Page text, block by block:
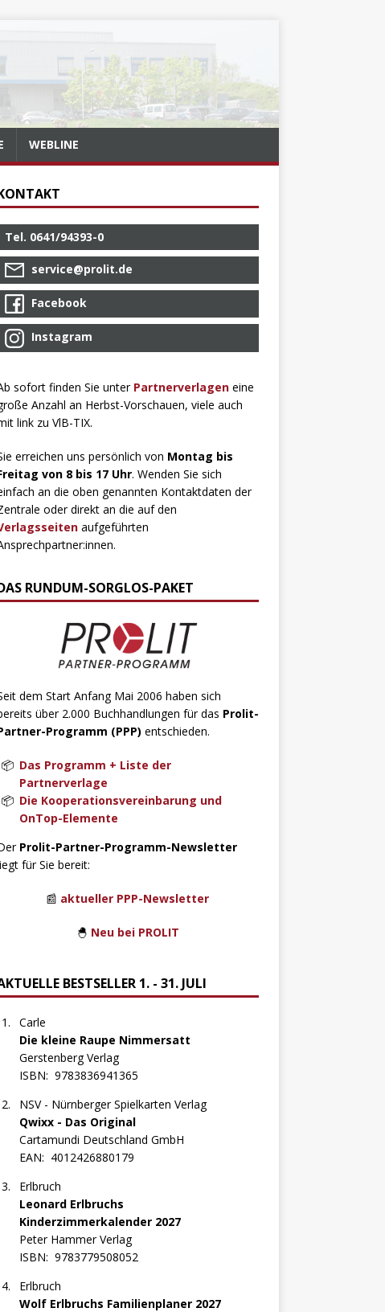
WEBLINE
Tel. 0641/94393-0
service@prolit.de
Facebook
Instagram
sofort finden Sie unter Partnerverlageneine
Anzahl an Herbst-Vorschauen, viele auch
link zu VlB-TIX.
erreichen uns persönlich von Montag bis
von 8 bis 17 Uhr. Wenden Sie sich
an die oben genannten Kontaktdaten der
oder direkt an die auf den
aufgeführten
RUNDUM-SORGLOS-PAKET
dem Start Anfang Mai 2006 haben sich
über 2.000 Buchhandlungen für das Prolit-
Programm (PPP) entschieden.
Das Programm + Liste der
Partnerverlage
Die Kooperationsvereinbarung und
OnTop-Elemente
Prolit-Partner-Programm-Newsletter
für Sie bereit:
📰 aktueller PPP-Newsletter
🐣 Neu bei PROLIT
BESTSELLER 1. - 31. JULI
Carle
Die kleine Raupe Nimmersatt
Gerstenberg Verlag
ISBN: 9783836941365
NSV - Nürnberger Spielkarten Verlag
Qwixx - Das Original
Cartamundi Deutschland GmbH
EAN: 4012426880179
Erlbruch
Leonard Erlbruchs
Kinderzimmerkalender 2027
Peter Hammer Verlag
ISBN: 9783779508052
Erlbruch
Wolf Erlbruchs Familienplaner 2027